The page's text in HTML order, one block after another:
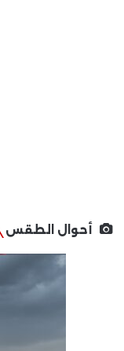
أحوال الطقس